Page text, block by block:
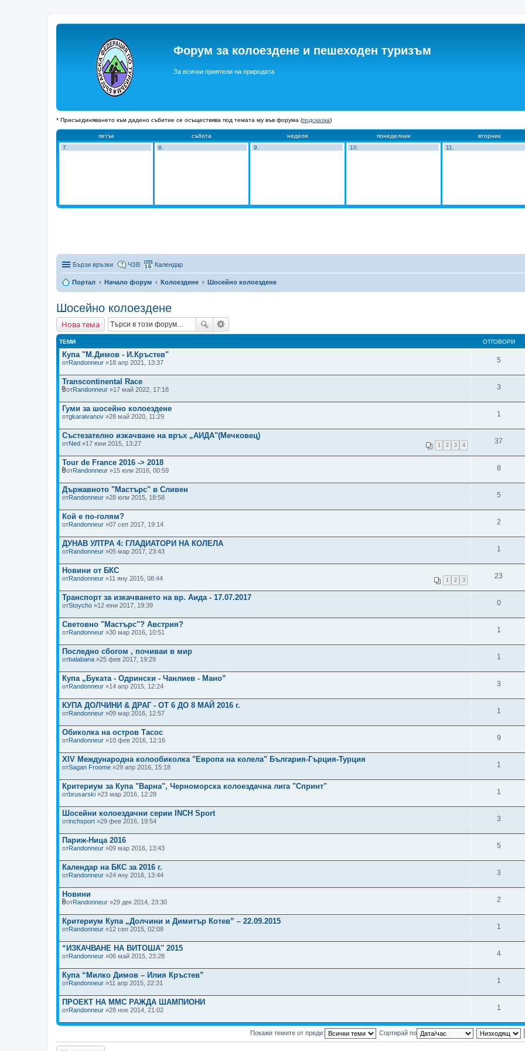
Форум за колоездене и пешеходен туризъм
За всички приятели на природата
* Присъединяването към дадено събитие се осъществява под темата му във форума (подсказка)
петък събота неделя понеделник вторник
7.
8. 9. 10. 11.
Бързи връзки ЧЗВ Календар
Портал Начало форум Колоездене Шосейно колоездене
Шосейно колоездене
Нова тема
ТЕМИ ОТГОВОРИ
Купа "М.Димов - И.Кръстев"
отRandonneur »18 апр 2021, 13:37 5
Transcontinental Race
р
и
к
ч
е
н
и
)
ф
й
л
(
в
е
)
отRandonneur »17 май 2022, 17:18 3
Гуми за шосейно колоездене
отgkaraivanov »28 май 2020, 11:29 1
Състезателно изкачване на връх „АИДА"(Мечковец)
1 2 3 4
отNed »17 юни 2015, 13:27 37
Tour de France 2016 -> 2018
р
и
к
ч
е
н
и
)
ф
й
л
(
в
е
)
отRandonneur »15 юли 2016, 00:59 8
Държавното "Мастърс" в Сливен
отRandonneur »28 юли 2015, 18:58 5
Кой е по-голям?
отRandonneur »07 сеп 2017, 19:14 2
ДУНАВ УЛТРА 4: ГЛАДИАТОРИ НА КОЛЕЛА
отRandonneur »05 мар 2017, 23:43 1
Новини от БКС
1 2 3
отRandonneur »11 яну 2015, 08:44 23
Транспорт за изкачването на вр. Аида - 17.07.2017
отStoycho »12 юни 2017, 19:39 0
Световно "Мастърс"? Австрия?
отRandonneur »30 мар 2016, 10:51 1
Последно сбогом , почиваи в мир
отbalabana »25 фев 2017, 19:29 1
Купа „Буката - Одрински - Чанлиев - Мано”
отRandonneur »14 апр 2015, 12:24 3
КУПА ДОЛЧИНИ & ДРАГ - ОТ 6 ДО 8 МАЙ 2016 г.
отRandonneur »09 мар 2016, 12:57 1
Обиколка на остров Тасос
отRandonneur »10 фев 2016, 12:16 9
XIV Международна колообиколка "Европа на колела" България-Гърция-Турция
отSagan Froome »29 апр 2016, 15:18 1
Критериум за Купа "Варна", Черноморска колоездачна лига "Спринт"
отbrusarski »23 мар 2016, 12:28 1
Шосейни колоездачни серии INCH Sport
отinchsport »29 фев 2016, 19:54 3
Париж-Ница 2016
отRandonneur »09 мар 2016, 13:43 5
Календар на БКС за 2016 г.
отRandonneur »24 яну 2016, 13:44 3
Новини
р
и
к
ч
е
н
и
)
ф
й
л
(
в
)
отRandonneur »29 дек 2014, 23:30 2
Критериум Купа „Долчини и Димитър Котев” – 22.09.2015
отRandonneur »12 сеп 2015, 02:08 1
“ИЗКАЧВАНЕ НА ВИТОШA'' 2015
отRandonneur »06 май 2015, 23:28 4
Купа “Милко Димов – Илия Кръстев”
отRandonneur »11 апр 2015, 22:31 1
ПРОЕКТ НА ММС РАЖДА ШАМПИОНИ
отRandonneur »28 ное 2014, 21:02 1
Покажи темите от преди: Сортирай по